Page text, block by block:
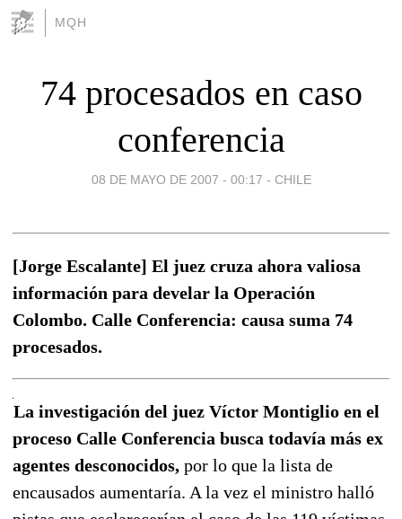
MQH
74 procesados en caso
conferencia
08 DE MAYO DE 2007 - 00:17 - CHILE
[Jorge Escalante] El juez cruza ahora valiosa
información para develar la Operación
Colombo. Calle Conferencia: causa suma 74
procesados.
La investigación del juez Víctor Montiglio en el
proceso Calle Conferencia busca todavía más ex
agentes desconocidos, por lo que la lista de
encausados aumentaría. A la vez el ministro halló